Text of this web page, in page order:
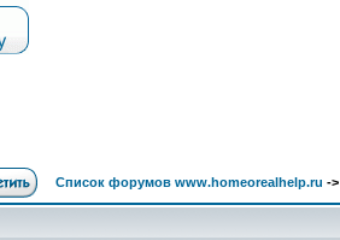
Список форумов www.homeorealhelp.ru -